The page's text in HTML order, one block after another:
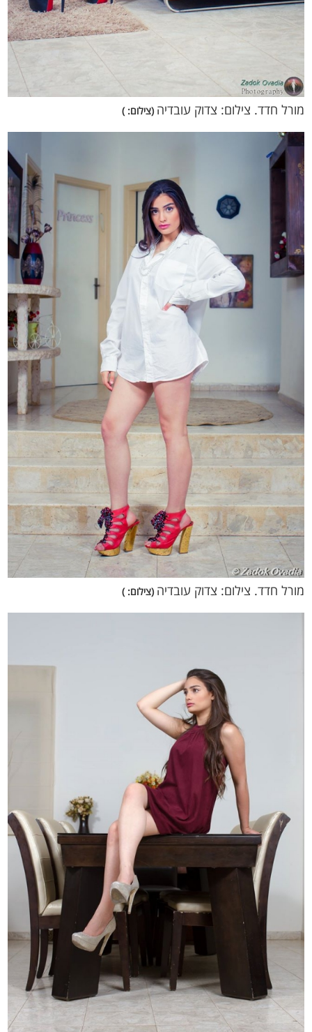
מורל חדד. צילום: צדוק עובדיה (צילום: )
מורל חדד. צילום: צדוק עובדיה (צילום: )